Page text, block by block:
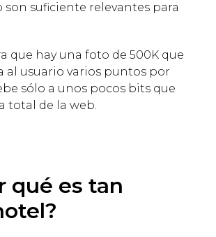
suficiente relevantes para
que hay una foto de 500K que
al usuario varios puntos por
sólo a unos pocos bits que
total de la web.
qué es tan